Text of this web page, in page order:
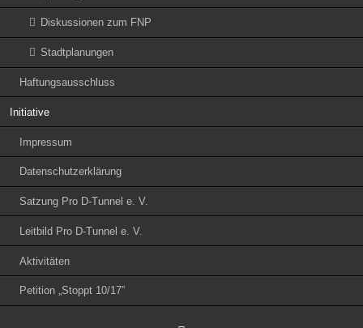
Diskussionen zum FNP
Stadtplanungen
Haftungsausschluss
Initiative
Impressum
Datenschutzerklärung
Satzung Pro D-Tunnel e. V.
Leitbild Pro D-Tunnel e. V.
Aktivitäten
Petition „Stoppt 10/17”